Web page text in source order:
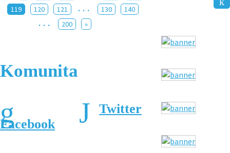
119
120 121 ... 130 140
... 200 »
Komunita
Facebook
Twitter